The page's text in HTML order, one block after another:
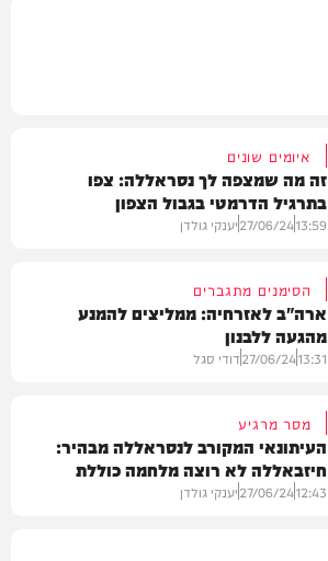
איומים שונים
זה מה שמצפה לך נסראללה: צפו
בתרגיל הדרמטי בגבול הצפון
13:59
27/06/24יענקי גולדן
הסימנים מתגברים
ארה"ב לאזרחיה: ממליצים להמנע
מהגעה ללבנון
13:31
27/06/24דודי סגל
מסר מרגיע
העיתונאי המקורב לנסראללה מבהיר:
חיזבאללה לא רוצה מלחמה כוללת
12:43
27/06/24יענקי גולדן